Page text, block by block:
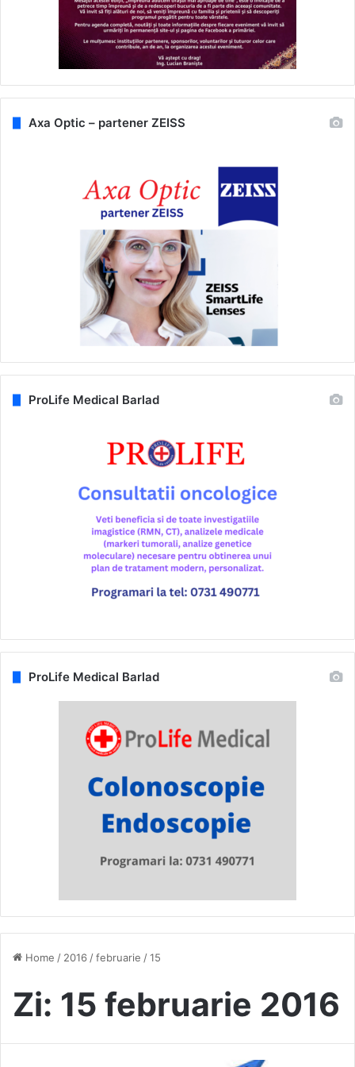
Home / 2016 /februarie /15
Zi: 15 februarie 2016
Axa Optic – partener ZEISS
ProLife Medical Barlad
ProLife Medical Barlad